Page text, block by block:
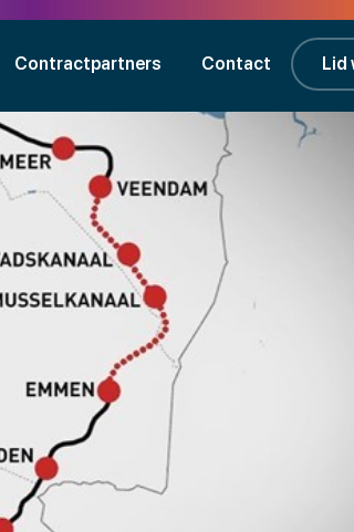
Contractpartners Contact Lid